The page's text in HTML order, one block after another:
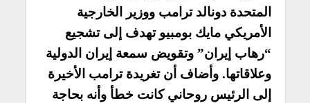
المتحدة دونالد ترامب ووزير الخارجية
الأمريكي مايك بومبيو تهدف إلى تشجيع
“رهاب إيران” وتقويض سمعة إيران الدولية
وعلاقاتها. وأضاف أن تغريدة ترامب الأخيرة
إلى الرئيس روحاني كانت خطأ وأنه بحاجة